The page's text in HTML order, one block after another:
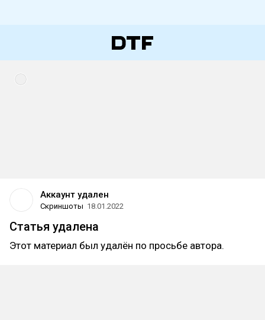
Аккаунт удален
Скриншоты 18.01.2022
Статья удалена
Этот материал был удалён по просьбе автора.